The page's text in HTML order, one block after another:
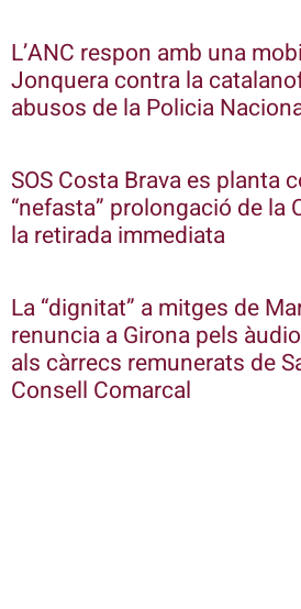
L’ANC respon amb una
Jonquera contra la
abusos de la Policia
SOS Costa Brava es planta
“nefasta” prolongació de la
la retirada immediata
La “dignitat” a mitges de
renuncia a Girona pels
als càrrecs remunerats de
Consell Comarcal